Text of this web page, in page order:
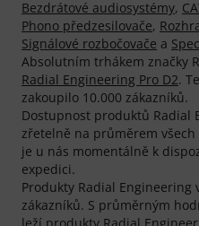
Bezdrátové audiosystémy,
Phono předzesilovače,
Signálové rozbočovače a
Absolutním trhákem značky
Radial Engineering Pro D2.
zakoupilo 10.000 zákazníků.
Dostupnost produktů Radial
zřetelně na průměrem
je u nás momentálně k
expedici.
Produkty Radial Engineering
zákazníků. S průměrným